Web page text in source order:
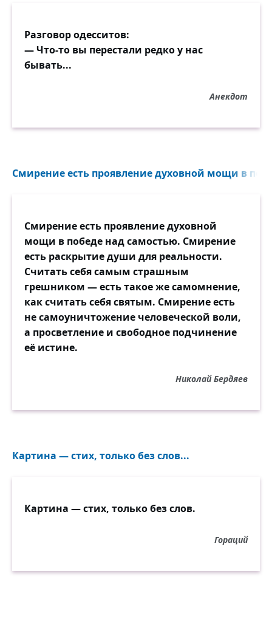
Разговор одесситов:
— Что-то вы перестали редко у нас
бывать...
Анекдот
Смирение есть проявление духовной мощи в
Смирение есть проявление духовной
мощи в победе над самостью. Смирение
есть раскрытие души для реальности.
Считать себя самым страшным
грешником — есть такое же самомнение,
как считать себя святым. Смирение есть
не самоуничтожение человеческой воли,
а просветление и свободное подчинение
её истине.
Николай Бердяев
Картина — стих, только без слов...
Картина — стих, только без слов.
Гораций